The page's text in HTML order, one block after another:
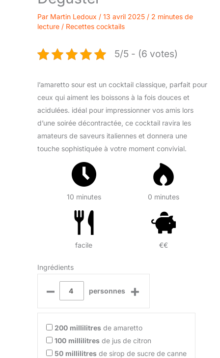
Par Martin Ledoux / 13 avril 2025 / 2 minutes de
lecture / Recettes cocktails
5/5 - (6 votes)
l’amaretto sour est un cocktail classique, parfait pour
ceux qui aiment les boissons à la fois douces et
acidulées. idéal pour impressionner vos amis lors
d’une soirée décontractée, ce cocktail ravira les
amateurs de saveurs italiennes et donnera une
touche sophistiquée à votre moment convivial.
10 minutes 0 minutes
facile €€
Ingrédients
– personnes +
200 millilitres de amaretto
100 millilitres de jus de citron
50 millilitres de sirop de sucre de canne